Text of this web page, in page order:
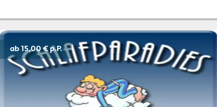
ab 15,00 € p.P.